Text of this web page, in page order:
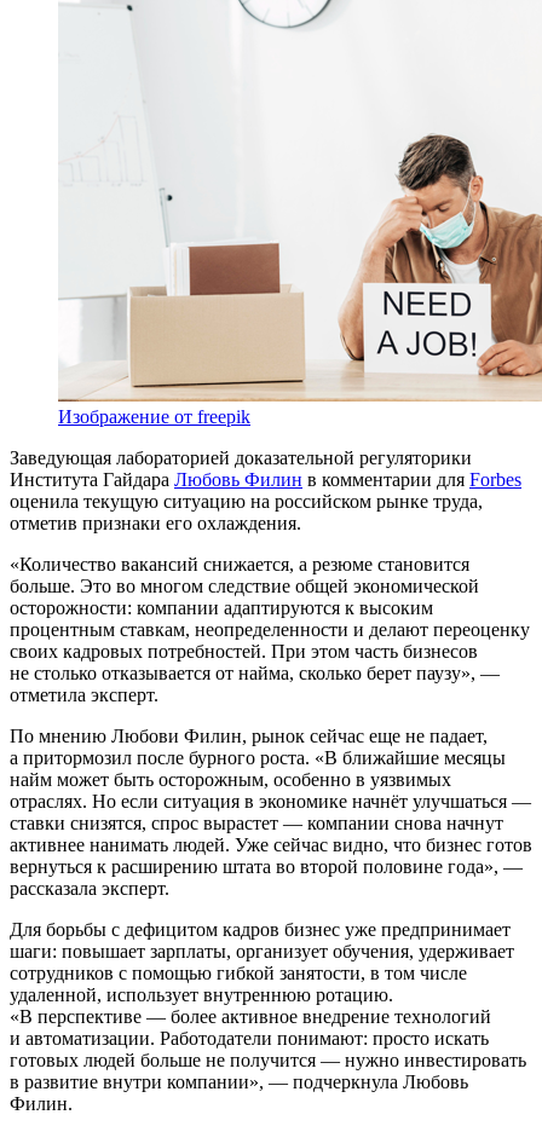
Изображение от freepik
Заведующая лабораторией доказательной регуляторики
Института Гайдара Любовь Филин в комментарии для Forbes
оценила текущую ситуацию на российском рынке труда,
отметив признаки его охлаждения.
«Количество вакансий снижается, а резюме становится
больше. Это во многом следствие общей экономической
осторожности: компании адаптируются к высоким
процентным ставкам, неопределенности и делают переоценку
своих кадровых потребностей. При этом часть бизнесов
не столько отказывается от найма, сколько берет паузу», —
отметила эксперт.
По мнению Любови Филин, рынок сейчас еще не падает,
а притормозил после бурного роста. «В ближайшие месяцы
найм может быть осторожным, особенно в уязвимых
отраслях. Но если ситуация в экономике начнёт улучшаться —
ставки снизятся, спрос вырастет — компании снова начнут
активнее нанимать людей. Уже сейчас видно, что бизнес готов
вернуться к расширению штата во второй половине года», —
рассказала эксперт.
Для борьбы с дефицитом кадров бизнес уже предпринимает
шаги: повышает зарплаты, организует обучения, удерживает
сотрудников с помощью гибкой занятости, в том числе
удаленной, использует внутреннюю ротацию.
«В перспективе — более активное внедрение технологий
и автоматизации. Работодатели понимают: просто искать
готовых людей больше не получится — нужно инвестировать
в развитие внутри компании», — подчеркнула Любовь
Филин.